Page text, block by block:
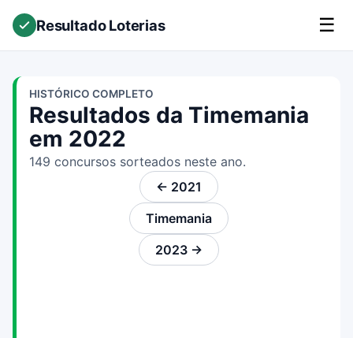
Resultado Loterias ☰
HISTÓRICO COMPLETO
Resultados da Timemania
em 2022
149 concursos sorteados neste ano.
← 2021
Timemania
2023 →